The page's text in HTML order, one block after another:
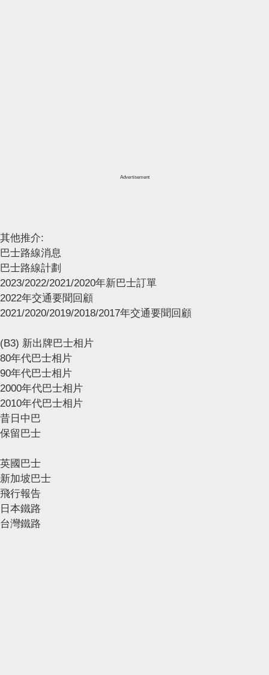
Advertisement
其他推介:
巴士路線消息
巴士路線計劃
2023/2022/2021/2020年新巴士訂單
2022年交通要聞回顧
2021/2020/2019/2018/2017年交通要聞回顧
(B3) 新出牌巴士相片
80年代巴士相片
90年代巴士相片
2000年代巴士相片
2010年代巴士相片
昔日中巴
保留巴士
英國巴士
新加坡巴士
飛行報告
日本鐵路
台灣鐵路